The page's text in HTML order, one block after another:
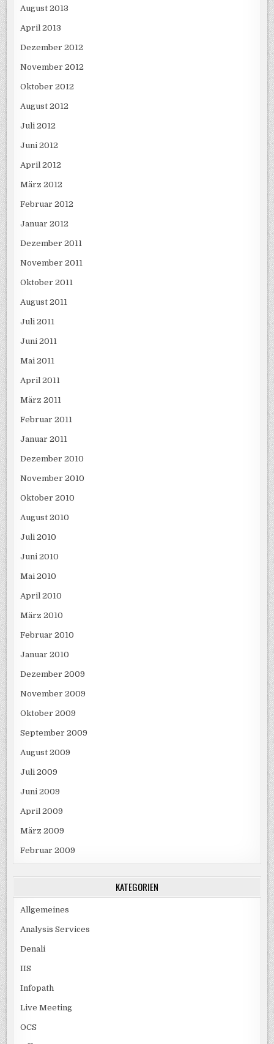
August 2013
April 2013
Dezember 2012
November 2012
Oktober 2012
August 2012
Juli 2012
Juni 2012
April 2012
März 2012
Februar 2012
Januar 2012
Dezember 2011
November 2011
Oktober 2011
August 2011
Juli 2011
Juni 2011
Mai 2011
April 2011
März 2011
Februar 2011
Januar 2011
Dezember 2010
November 2010
Oktober 2010
August 2010
Juli 2010
Juni 2010
Mai 2010
April 2010
März 2010
Februar 2010
Januar 2010
Dezember 2009
November 2009
Oktober 2009
September 2009
August 2009
Juli 2009
Juni 2009
April 2009
März 2009
Februar 2009
KATEGORIEN
Allgemeines
Analysis Services
Denali
IIS
Infopath
Live Meeting
OCS